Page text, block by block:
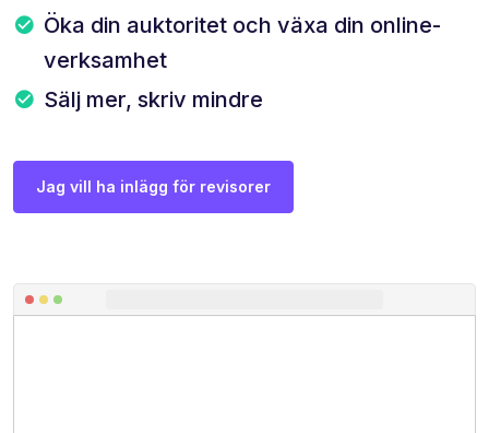
Öka din auktoritet och växa din online-
verksamhet
Sälj mer, skriv mindre
Jag vill ha inlägg för revisorer